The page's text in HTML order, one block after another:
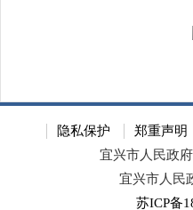
隐私保护 郑重声明
宜兴市人民政
宜兴市人民
苏ICP备